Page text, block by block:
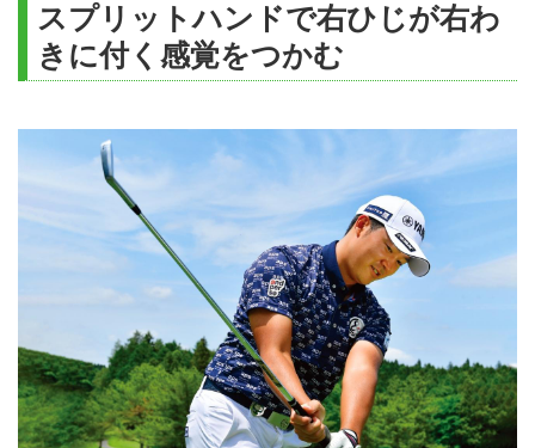
スプリットハンドで右ひじが右わ
きに付く感覚をつかむ